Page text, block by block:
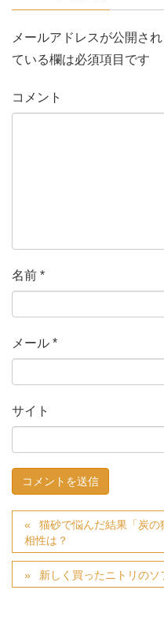
メールアドレスが公開さ
ている欄は必須項目です
コメント
名前 *
メール *
サイト
猫砂で悩んだ結果「炭
相性は？
新しく買ったニトリの